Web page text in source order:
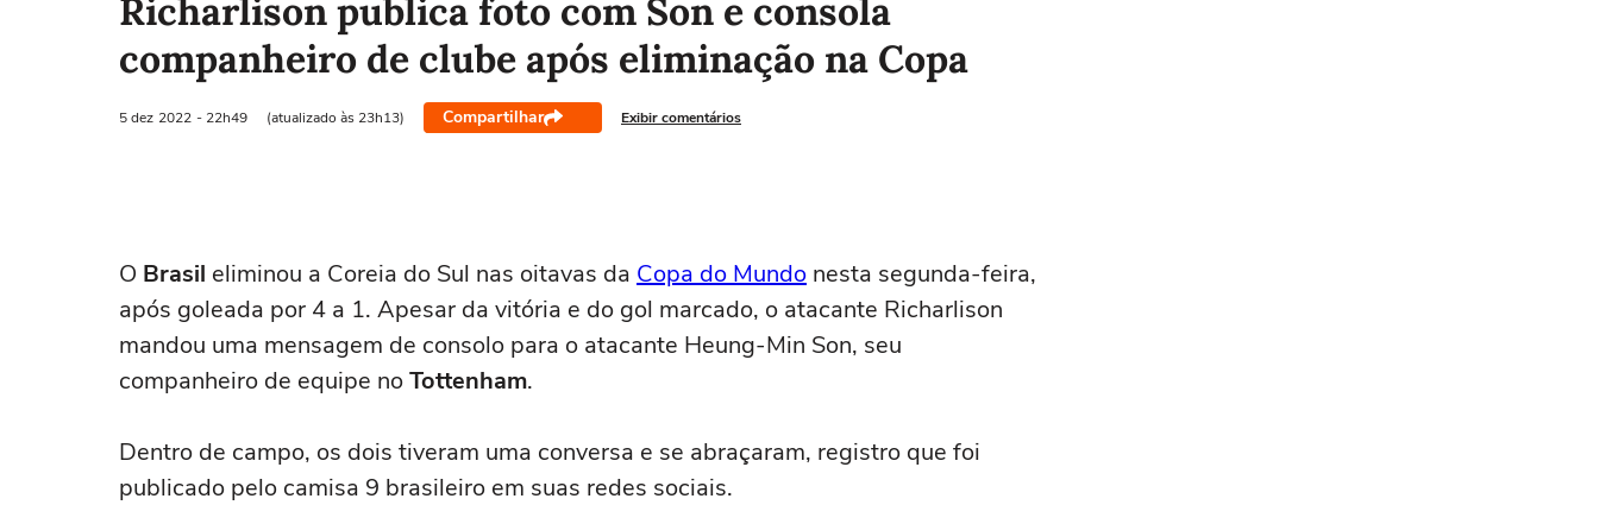
Richarlison publica foto com Son e consola
companheiro de clube após eliminação na Copa
5 dez 2022 - 22h49 (atualizado às 23h13) Compartilhar Exibir comentários
O Brasil eliminou a Coreia do Sul nas oitavas da Copa do Mundo nesta segunda-feira,
após goleada por 4 a 1. Apesar da vitória e do gol marcado, o atacante Richarlison
mandou uma mensagem de consolo para o atacante Heung-Min Son, seu
companheiro de equipe noTottenham.
Dentro de campo, os dois tiveram uma conversa e se abraçaram, registro que foi
publicado pelo camisa 9 brasileiro em suas redes sociais.